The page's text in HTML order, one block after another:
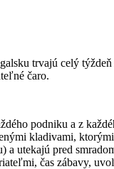
trvajú celý
čaro.
podniku a z
kladivami,
a utekajú pred
čas zábavy,